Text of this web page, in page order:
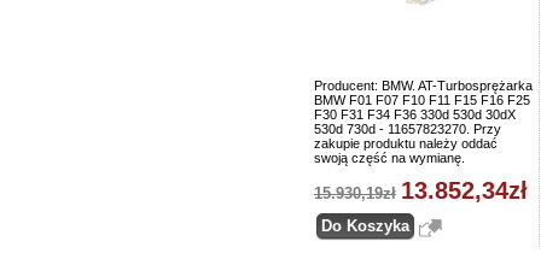
Producent: BMW. AT-Turbosprężarka
BMW F01 F07 F10 F11 F15 F16 F25
F30 F31 F34 F36 330d 530d 30dX
530d 730d - 11657823270. Przy
zakupie produktu należy oddać
swoją część na wymianę.
15.930,19zł 13.852,34zł